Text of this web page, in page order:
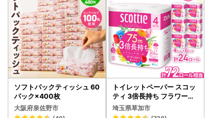
ソフトパックティッシュ 60
パック×400枚
大阪府泉佐野市
トイレットペーパー スコッ
ティ 3倍長持ち フラワーパ
ック 4ロール×6P
埼玉県草加市